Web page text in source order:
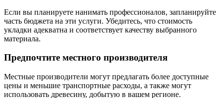
Если вы планируете нанимать профессионалов, запланируйте
часть бюджета на эти услуги. Убедитесь, что стоимость
укладки адекватна и соответствует качеству выбранного
материала.
Предпочтите местного производителя
Местные производители могут предлагать более доступные
цены и меньшие транспортные расходы, а также могут
использовать древесину, добытую в вашем регионе.